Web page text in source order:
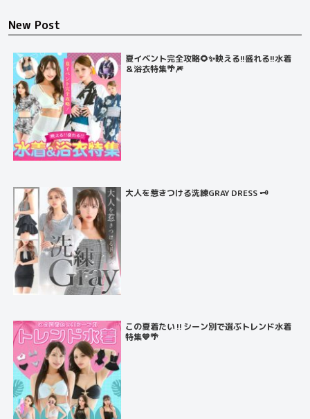
New Post
夏イベント完全攻略🌻✨映える!!盛れる!!水着
＆浴衣特集🌴🎆
大人を惹きつける洗練GRAY DRESS 🗝️
この夏着たい‼️シーン別で選ぶトレンド水着
特集💙🌴